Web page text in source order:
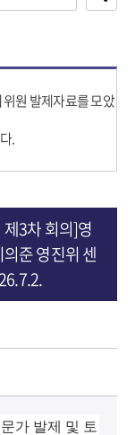
원 발제자료를 모았
.
3차 회의]영
준 영진위 센
가 발제 및 토